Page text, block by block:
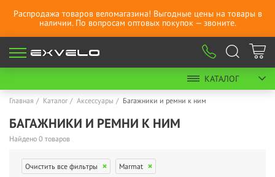
Распродажа товаров веломагазина! Выгодные цены на товары в
наличии. По вопросам оптовых покупок — звоните.
КАТАЛОГ
Главная Каталог Аксессуары Багажники и ремни к ним
БАГАЖНИКИ И РЕМНИ К НИМ
Найдено 0 товаров
Очистить все фильтры Marmat